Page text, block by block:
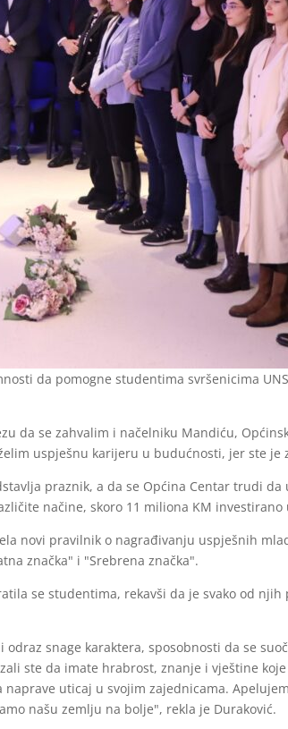
da pomogne studentima svršenicima
da se zahvalim i načelniku Mandiću,
uspješnu karijeru u budućnosti, jer ste je
praznik, a da se Općina Centar trudi
načine, skoro 11 miliona KM investirano
novi pravilnik o nagrađivanju uspješnih
značka" i "Srebrena značka".
se studentima, rekavši da je svako od
snage karaktera, sposobnosti da se
ste da imate hrabrost, znanje i vještine
uticaj u svojim zajednicama.
našu zemlju na bolje", rekla je Duraković.